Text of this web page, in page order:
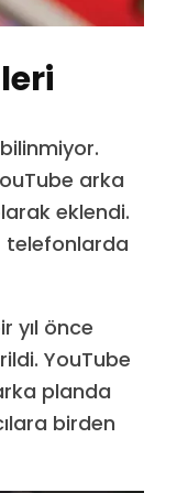
arka
eklendi.
telefonlarda
yıl önce
YouTube
planda
birden